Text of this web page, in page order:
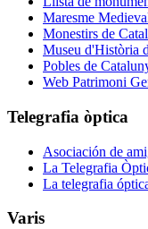
Maresme
Monestirs de
Museu d'Història
Pobles de
Web Patrimoni
Telegrafia òptica
Asociación de
La Telegrafia
La telegrafia
Varis